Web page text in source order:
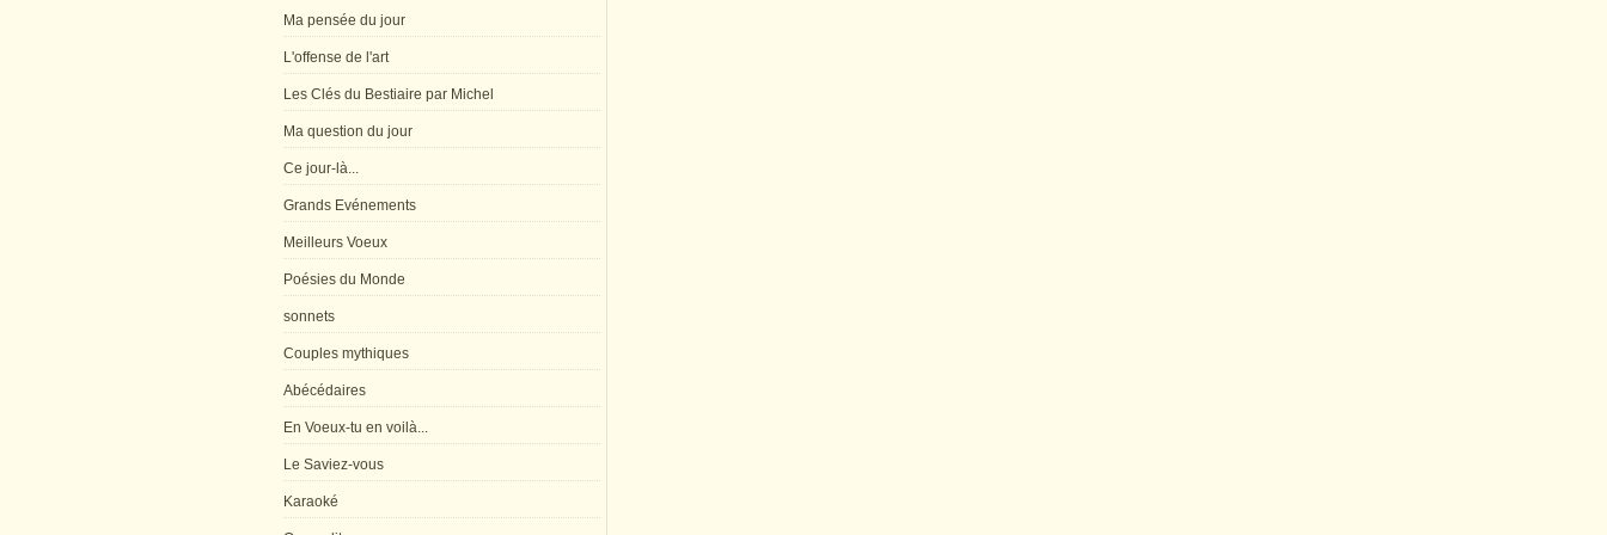
Ma pensée du jour
L'offense de l'art
Les Clés du Bestiaire par Michel
Ma question du jour
Ce jour-là...
Grands Evénements
Meilleurs Voeux
Poésies du Monde
sonnets
Couples mythiques
Abécédaires
En Voeux-tu en voilà...
Le Saviez-vous
Karaoké